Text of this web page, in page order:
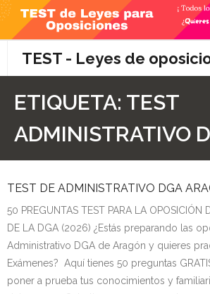
Skip
content
TEST - Leyes de
- Diferencia entre propuesta y
- ¿Es PRECEPTIVO el Recurso de
POTESTATIVO, FACULTATIVO?
ETIQUETA: TEST
ADMINISTRATIVO
TEST DE ADMINISTRATIVO DGA
50 PREGUNTAS TEST PARA LA OPOSICIÓN
DE LA DGA (2026) ¿Estás preparando las
Administrativo DGA de Aragón y quieres
Exámenes? Aquí tienes 50 preguntas
poner a prueba tus conocimientos y